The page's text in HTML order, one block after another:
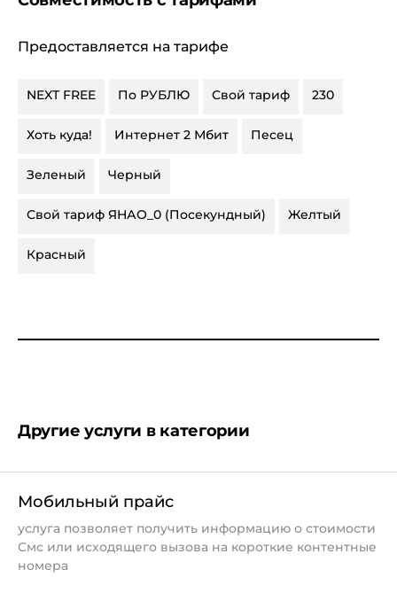
Предоставляется на тарифе
NEXT FREE По РУБЛЮ Свой тариф 230
Хоть куда! Интернет 2 Мбит Песец
Зеленый Черный
Свой тариф ЯНАО_0 (Посекундный) Желтый
Красный
Другие услуги в категории
Мобильный прайс
услуга позволяет получить информацию о стоимости
Смс или исходящего вызова на короткие контентные
номера